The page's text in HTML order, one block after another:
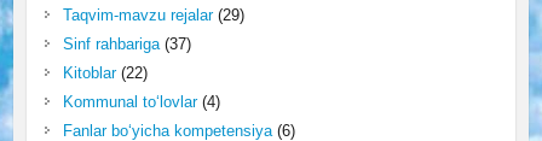
Taqvim-mavzu rejalar(29)
Sinf rahbariga(37)
Kitoblar(22)
Kommunal to‘lovlar(4)
Fanlar bo‘yicha kompetensiya(6)